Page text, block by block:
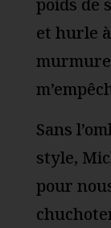
poids de
et hurle à
Sans
style,
pour